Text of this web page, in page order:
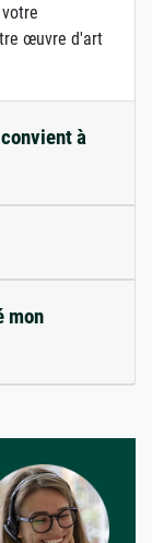
œuvre d'art
à
mon